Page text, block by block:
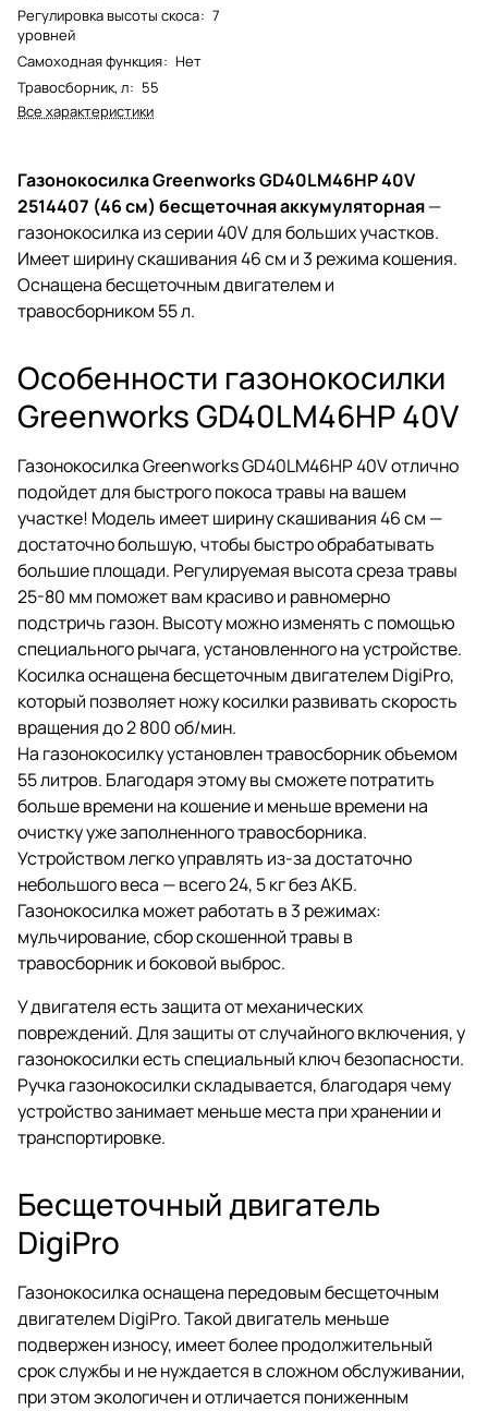
Регулировка высоты скоса: 7
уровней
Самоходная функция: Нет
Травосборник, л: 55
Все характеристики
Газонокосилка Greenworks GD40LM46HP 40V
2514407 (46 см) бесщеточная аккумуляторная—
газонокосилка из серии 40V для больших участков.
Имеет ширину скашивания 46 см и 3 режима кошения.
Оснащена бесщеточным двигателем и
травосборником 55 л.
Особенности газонокосилки
Greenworks GD40LM46HP 40V
Газонокосилка Greenworks GD40LM46HP 40V отлично
подойдет для быстрого покоса травы на вашем
участке! Модель имеет ширину скашивания 46 см —
достаточно большую, чтобы быстро обрабатывать
большие площади. Регулируемая высота среза травы
25-80 мм поможет вам красиво и равномерно
подстричь газон. Высоту можно изменять с помощью
специального рычага, установленного на устройстве.
Косилка оснащена бесщеточным двигателем DigiPro,
который позволяет ножу косилки развивать скорость
вращения до 2 800 об/мин.
На газонокосилку установлен травосборник объемом
55 литров. Благодаря этому вы сможете потратить
больше времени на кошение и меньше времени на
очистку уже заполненного травосборника.
Устройством легко управлять из-за достаточно
небольшого веса — всего 24, 5 кг без АКБ.
Газонокосилка может работать в 3 режимах:
мульчирование, сбор скошенной травы в
травосборник и боковой выброс.
У двигателя есть защита от механических
повреждений. Для защиты от случайного включения, у
газонокосилки есть специальный ключ безопасности.
Ручка газонокосилки складывается, благодаря чему
устройство занимает меньше места при хранении и
транспортировке.
Бесщеточный двигатель
DigiPro
Газонокосилка оснащена передовым бесщеточным
двигателем DigiPro. Такой двигатель меньше
подвержен износу, имеет более продолжительный
срок службы и не нуждается в сложном обслуживании,
при этом экологичен и отличается пониженным